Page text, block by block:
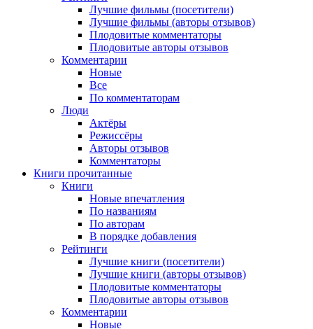
Лучшие фильмы (посетители)
Лучшие фильмы (авторы отзывов)
Плодовитые комментаторы
Плодовитые авторы отзывов
Комментарии
Новые
Все
По комментаторам
Люди
Актёры
Режиссёры
Авторы отзывов
Комментаторы
Книги прочитанные
Книги
Новые впечатления
По названиям
По авторам
В порядке добавления
Рейтинги
Лучшие книги (посетители)
Лучшие книги (авторы отзывов)
Плодовитые комментаторы
Плодовитые авторы отзывов
Комментарии
Новые